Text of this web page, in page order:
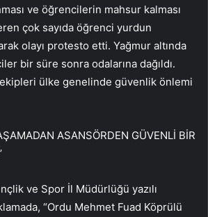
ve öğrencilerin mahsur kalması
çok sayıda öğrenci yurdun
olayı protesto etti. Yağmur altında
bir süre sonra odalarına dağıldı.
ülke genelinde güvenlik önlemi
ASANSÖRDEN GÜVENLİ BİR
ve Spor İl Müdürlüğü yazılı
“Ordu Mehmet Fuad Köprülü